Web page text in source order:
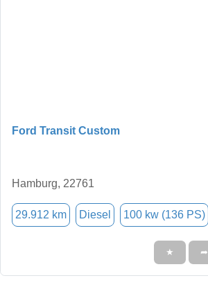
Ford Transit Custom
Hamburg, 22761
29.912 km Diesel 100 kw (136 PS)
★ ➦